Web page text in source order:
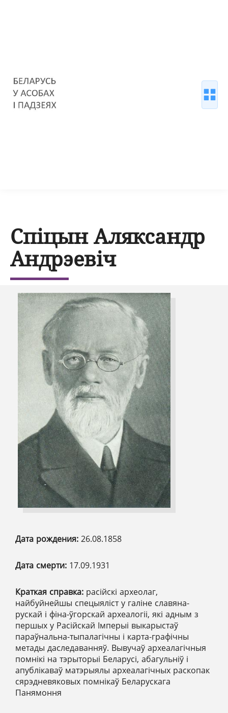
Спіцын Аляксандр
Андрэевіч
Дата рождения: 26.08.1858
Дата смерти: 17.09.1931
Краткая справка: расійскі археолаг,
найбуйнейшы спецыяліст у галіне славяна-
рускай і фіна-ўгорскай археалогіі, які адным з
першых у Расійскай Імперыі выкарыстаў
параўнальна-тыпалагічны і карта-графічны
метады даследаванняў. Вывучаў археалагічныя
помнікі на тэрыторыі Беларусі, абагульніў і
апублікаваў матэрыялы археалагічных раскопак
сярэдневяковых помнікаў Беларускага
Панямоння